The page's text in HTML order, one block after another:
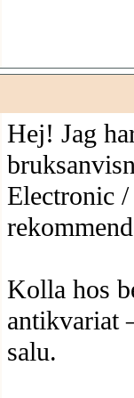
Hej! Jag
Electronic
Kolla hos
antikvariat
salu.